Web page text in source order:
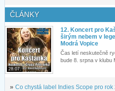
ČLÁNKY
28.07.
12. Koncert pro
širým nebem v
Modrá Vopice
Čas letí neskutečně
bude 8. srpna v klubu
» Co chystá label Indies Scope pro rok